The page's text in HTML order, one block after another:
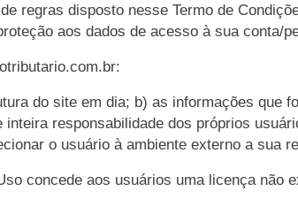
regras disposto nesse Termo de
aos dados de acesso à sua conta/
:
do site em dia; b) as informações que
responsabilidade dos próprios
o usuário à ambiente externo a sua
concede aos usuários uma licença